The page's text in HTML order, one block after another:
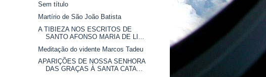
Sem título
Martírio de São João Batista
A TIBIEZA NOS ESCRITOS DE
SANTO AFONSO MARIA DE LI...
Meditação do vidente Marcos Tadeu
APARIÇÕES DE NOSSA SENHORA
DAS GRAÇAS À SANTA CATA...